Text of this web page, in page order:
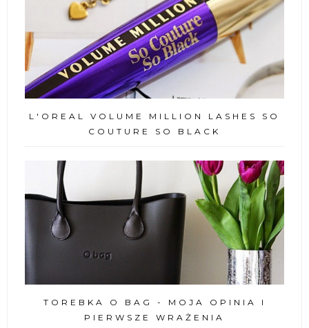
L'OREAL VOLUME MILLION LASHES SO
COUTURE SO BLACK
TOREBKA O BAG - MOJA OPINIA I
PIERWSZE WRAŻENIA